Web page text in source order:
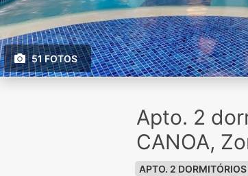
51 FOTOS
Apto. 2
CANOA,
APTO. 2 DORMITÓRIOS